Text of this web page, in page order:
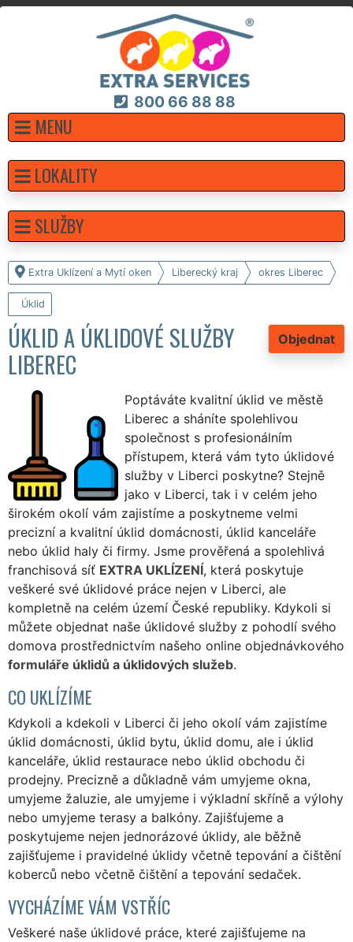
800 66 88 88
MENU
Extra Uklízení a Mytí oken Liberecký kraj okres Liberec
Úklid
Objednat
ÚKLID A ÚKLIDOVÉ SLUŽBY
LIBEREC
Poptáváte kvalitní úklid ve městě
Liberec a sháníte spolehlivou
společnost s profesionálním
přístupem, která vám tyto úklidové
služby v Liberci poskytne? Stejně
jako v Liberci, tak i v celém jeho
širokém okolí vám zajistíme a poskytneme velmi
precizní a kvalitní úklid domácnosti, úklid kanceláře
nebo úklid haly či firmy. Jsme prověřená a spolehlivá
franchisová síť EXTRA UKLÍZENÍ, která poskytuje
veškeré své úklidové práce nejen v Liberci, ale
kompletně na celém území České republiky. Kdykoli si
můžete objednat naše úklidové služby z pohodlí svého
domova prostřednictvím našeho online objednávkového
formuláře úklidů a úklidových služeb.
CO UKLÍZÍME
Kdykoli a kdekoli v Liberci či jeho okolí vám zajistíme
úklid domácnosti, úklid bytu, úklid domu, ale i úklid
kanceláře, úklid restaurace nebo úklid obchodu či
prodejny. Precizně a důkladně vám umyjeme okna,
umyjeme žaluzie, ale umyjeme i výkladní skříně a výlohy
nebo umyjeme terasy a balkóny. Zajišťujeme a
poskytujeme nejen jednorázové úklidy, ale běžně
zajišťujeme i pravidelné úklidy včetně tepování a čištění
koberců nebo včetně čištění a tepování sedaček.
VYCHÁZÍME VÁM VSTŘÍC
Veškeré naše úklidové práce, které zajišťujeme na
LOKALITY
SLUŽBY